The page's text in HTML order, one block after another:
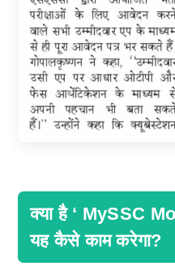
क्या है ‘ MySSC
यह कैसे काम करेगा?